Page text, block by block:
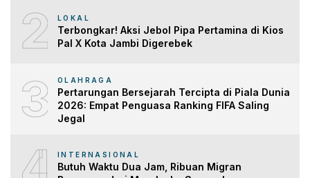
2 LOKAL
Terbongkar! Aksi Jebol Pipa Pertamina di Kios
Pal X Kota Jambi Digerebek
3 OLAHRAGA
Pertarungan Bersejarah Tercipta di Piala Dunia
2026: Empat Penguasa Ranking FIFA Saling
Jegal
INTERNASIONAL
Butuh Waktu Dua Jam, Ribuan Migran